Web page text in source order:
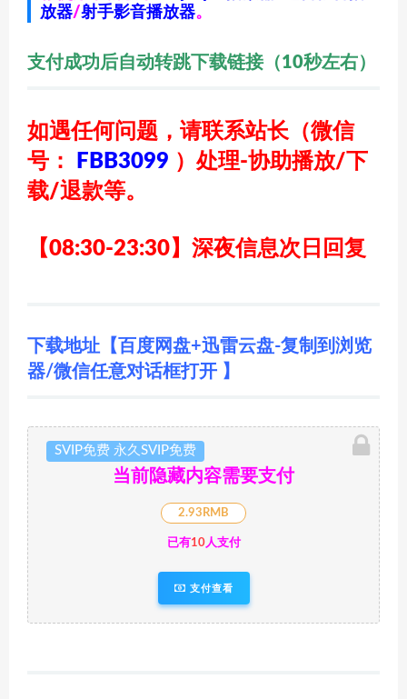
放器/射手影音播放器。
支付成功后自动转跳下载链接（10秒左右）
如遇任何问题，请联系站长（微信
号：
FBB3099 ） 处理-协助播放/下
载/退款等。
【08:30-23:30】深夜信息次日回复
下载地址【百度网盘+迅雷云盘-复制到浏览
器/微信任意对话框打开 】
SVIP免费 永久SVIP免费
当前隐藏内容需要支付
2.93RMB
已有10人支付
支付查看